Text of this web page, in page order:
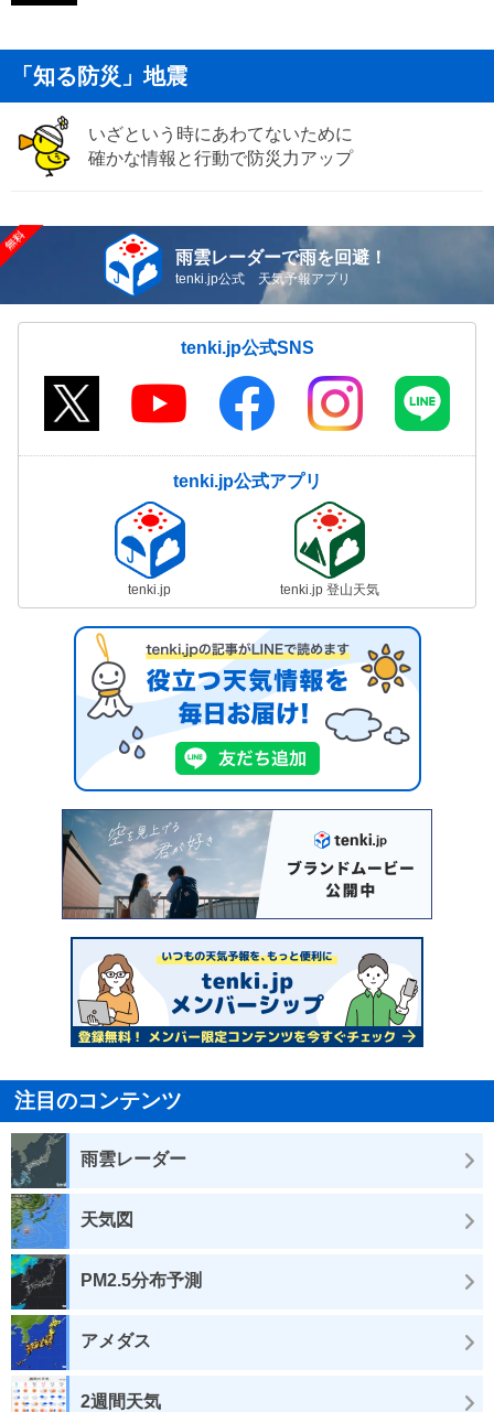
「知る防災」地震
いざという時にあわてないために
確かな情報と行動で防災力アップ
雨雲レーダーで雨を回避！
tenki.jp公式 天気予報アプリ
tenki.jp公式SNS
tenki.jp公式アプリ
tenki.jp tenki.jp 登山天気
注目のコンテンツ
雨雲レーダー
天気図
PM2.5分布予測
アメダス
2週間天気